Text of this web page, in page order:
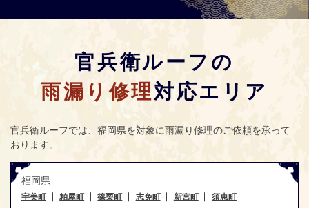
官兵衛ルーフの
雨漏り修理対応エリア
官兵衛ルーフでは、福岡県を対象に雨漏り修理のご依頼を承って
おります。
福岡県
宇美町 粕屋町 篠栗町 志免町 新宮町
須恵町